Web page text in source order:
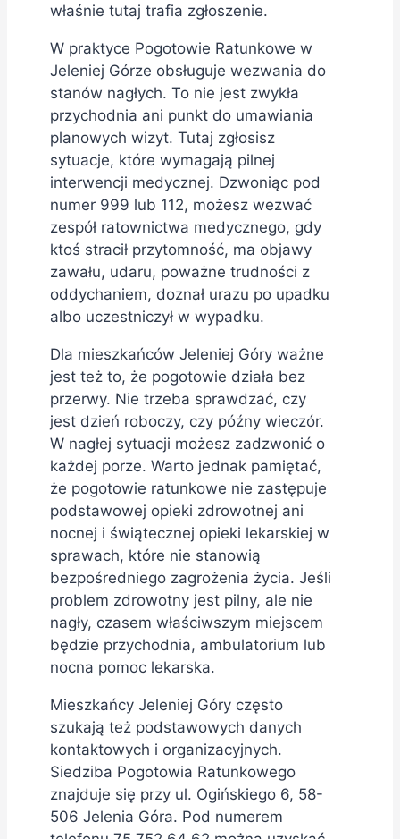
właśnie tutaj trafia zgłoszenie.
W praktyce Pogotowie Ratunkowe w
Jeleniej Górze obsługuje wezwania do
stanów nagłych. To nie jest zwykła
przychodnia ani punkt do umawiania
planowych wizyt. Tutaj zgłosisz
sytuacje, które wymagają pilnej
interwencji medycznej. Dzwoniąc pod
numer 999 lub 112, możesz wezwać
zespół ratownictwa medycznego, gdy
ktoś stracił przytomność, ma objawy
zawału, udaru, poważne trudności z
oddychaniem, doznał urazu po upadku
albo uczestniczył w wypadku.
Dla mieszkańców Jeleniej Góry ważne
jest też to, że pogotowie działa bez
przerwy. Nie trzeba sprawdzać, czy
jest dzień roboczy, czy późny wieczór.
W nagłej sytuacji możesz zadzwonić o
każdej porze. Warto jednak pamiętać,
że pogotowie ratunkowe nie zastępuje
podstawowej opieki zdrowotnej ani
nocnej i świątecznej opieki lekarskiej w
sprawach, które nie stanowią
bezpośredniego zagrożenia życia. Jeśli
problem zdrowotny jest pilny, ale nie
nagły, czasem właściwszym miejscem
będzie przychodnia, ambulatorium lub
nocna pomoc lekarska.
Mieszkańcy Jeleniej Góry często
szukają też podstawowych danych
kontaktowych i organizacyjnych.
Siedziba Pogotowia Ratunkowego
znajduje się przy ul. Ogińskiego 6, 58-
506 Jelenia Góra. Pod numerem